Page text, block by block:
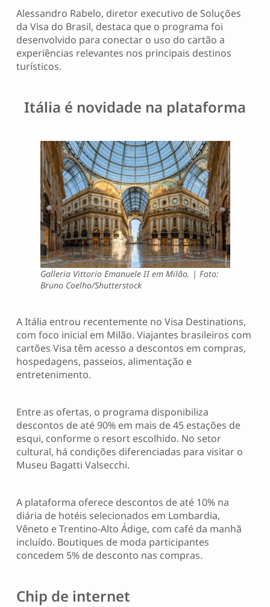
Alessandro Rabelo, diretor executivo de Soluções
da Visa do Brasil, destaca que o programa foi
desenvolvido para conectar o uso do cartão a
experiências relevantes nos principais destinos
turísticos.
Itália é novidade na plataforma
Galleria Vittorio Emanuele II em Milão. | Foto:
Bruno Coelho/Shutterstock
A Itália entrou recentemente no Visa Destinations,
com foco inicial em Milão. Viajantes brasileiros com
cartões Visa têm acesso a descontos em compras,
hospedagens, passeios, alimentação e
entretenimento.
Entre as ofertas, o programa disponibiliza
descontos de até 90% em mais de 45 estações de
esqui, conforme o resort escolhido. No setor
cultural, há condições diferenciadas para visitar o
Museu Bagatti Valsecchi.
A plataforma oferece descontos de até 10% na
diária de hotéis selecionados em Lombardia,
Vêneto e Trentino-Alto Ádige, com café da manhã
incluído. Boutiques de moda participantes
concedem 5% de desconto nas compras.
Chip de internet